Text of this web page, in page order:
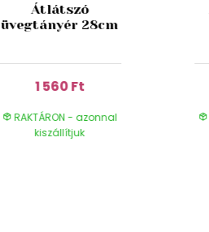
Átlátszó
üvegtányér 28cm
1 560 Ft
RAKTÁRON - azonnal
kiszállítjuk